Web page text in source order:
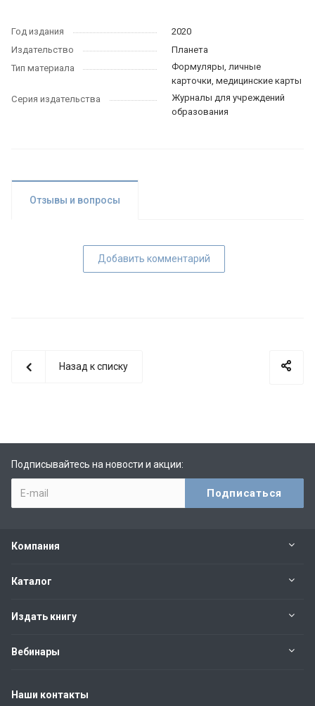
Год издания
2020
Издательство
Планета
Тип материала
Формуляры, личные
карточки, медицинские карты
Серия издательства
Журналы для учреждений
образования
Отзывы и вопросы
Добавить комментарий
Назад к списку
Подписывайтесь на новости и акции:
Компания
Каталог
Издать книгу
Вебинары
Наши контакты